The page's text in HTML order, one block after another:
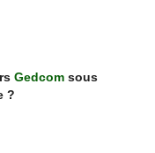
Gedcom sous
?